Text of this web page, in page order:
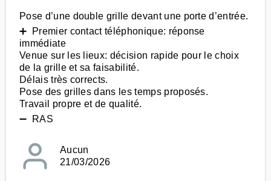
Pose d’une double grille devant une porte d’entrée.
➕ Premier contact téléphonique: réponse
immédiate
Venue sur les lieux: décision rapide pour le choix
de la grille et sa faisabilité.
Délais très corrects.
Pose des grilles dans les temps proposés.
Travail propre et de qualité.
➖ RAS
Aucun
21/03/2026